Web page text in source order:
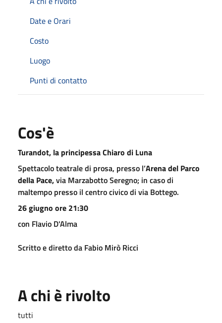
Date e Orari
Costo
Luogo
Punti di contatto
Cos'è
Turandot, la principessa Chiaro di Luna
Spettacolo teatrale di prosa, presso l’Arena del Parco
della Pace,via Marzabotto Seregno; in caso di
maltempo presso il centro civico di via Bottego.
26 giugno ore 21:30
con Flavio D'Alma
Scritto e diretto da Fabio Mirò Ricci
A chi è rivolto
tutti